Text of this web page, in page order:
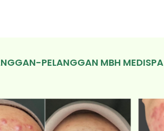
PELANGGAN MBH MEDISPA